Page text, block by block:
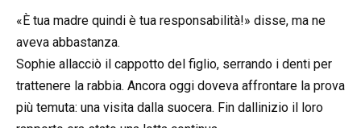
«È tua madre quindi è tua responsabilità!» disse, ma ne
aveva abbastanza.
Sophie allacciò il cappotto del figlio, serrando i denti per
trattenere la rabbia. Ancora oggi doveva affrontare la prova
più temuta: una visita dalla suocera. Fin dallinizio il loro